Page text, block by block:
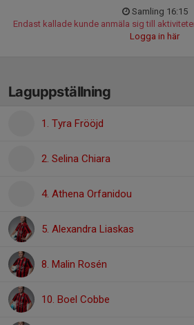
Samling 16:15
Endast kallade kunde anmäla sig till
Logga in här
Laguppställning
1. Tyra Frööjd
2. Selina Chiara
4. Athena Orfanidou
5. Alexandra Liaskas
8. Malin Rosén
10. Boel Cobbe